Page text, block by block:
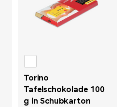
Torino
Tafelschokolade 100
g in Schubkarton